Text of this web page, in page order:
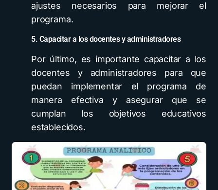
ajustes necesarios para mejorar el
programa.
5. Capacitar a los docentes y administradores
Por último, es importante capacitar a los
docentes y administradores para que
puedan implementar el programa de
manera efectiva y asegurar que se
cumplan los objetivos educativos
establecidos.